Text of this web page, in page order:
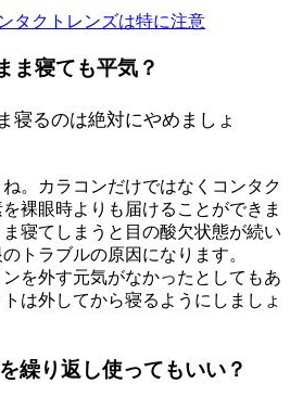
タクトレンズは特に注意
ま寝ても平気？
寝るのは絶対にやめましょ
。カラコンだけではなくコンタク
裸眼時よりも届けることができま
寝てしまうと目の酸欠状態が続い
トラブルの原因になります。
を外す元気がなかったとしてもあ
は外してから寝るようにしましょ
繰り返し使ってもいい？